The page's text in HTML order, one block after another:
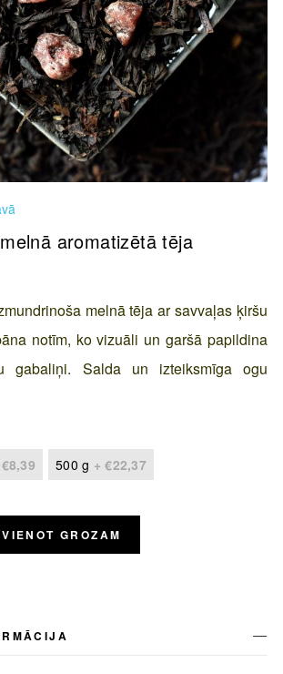
aromatizētā tēja
melnā tēja ar savvaļas ķiršu
notīm, ko vizuāli un garšā papildina
gabaliņi. Salda un izteiksmīga ogu
€8,39 500 g +€22,37
GROZAM